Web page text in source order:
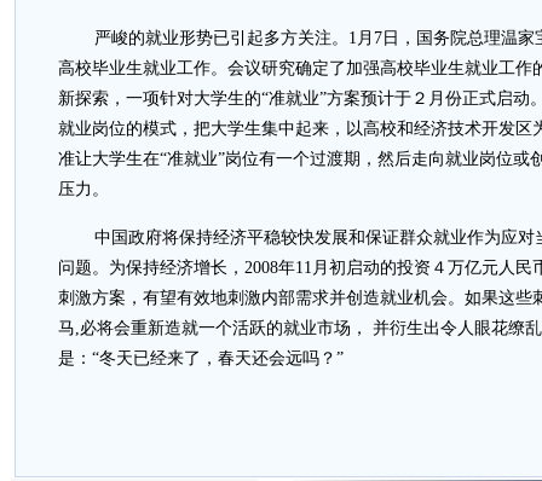
严峻的就业形势已引起多方关注。1月7日，国务院总理温
高校毕业生就业工作。会议研究确定了加强高校毕业生就业工作
新探索，一项针对大学生的“准就业”方案预计于２月份正式启动
就业岗位的模式，把大学生集中起来，以高校和经济技术开发区
准让大学生在“准就业”岗位有一个过渡期，然后走向就业岗位或
压力。
中国政府将保持经济平稳较快发展和保证群众就业作为应
问题。为保持经济增长，2008年11月初启动的投资４万亿元人
刺激方案，有望有效地刺激内部需求并创造就业机会。如果这些
马,必将会重新造就一个活跃的就业市场， 并衍生出令人眼花缭
是：“冬天已经来了，春天还会远吗？”